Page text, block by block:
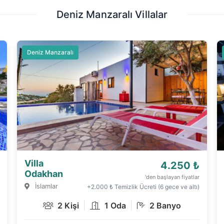
Deniz Manzaralı Villalar
Deniz Manzaralı
Villa Mia
Premium
Patara
15.000 ₺
'den başlayan fiyatlar
+3.000 ₺ Temizlik Ücreti (6 gece ve altı)
4 Kişi 2 Oda 2 Banyo